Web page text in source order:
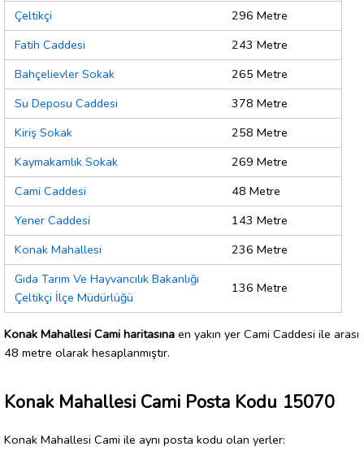
Çeltikçi
296 Metre
Fatih Caddesi
243 Metre
Bahçelievler Sokak
265 Metre
Su Deposu Caddesi
378 Metre
Kiriş Sokak
258 Metre
Kaymakamlık Sokak
269 Metre
Cami Caddesi
48 Metre
Yener Caddesi
143 Metre
Konak Mahallesi
236 Metre
Gıda Tarım Ve Hayvancılık Bakanlığı
Çeltikçi İlçe Müdürlüğü
136 Metre
Konak Mahallesi Cami haritasına en yakın yer Cami Caddesi ile arası
48 metre olarak hesaplanmıştır.
Konak Mahallesi Cami Posta Kodu 15070
Konak Mahallesi Cami ile aynı posta kodu olan yerler: